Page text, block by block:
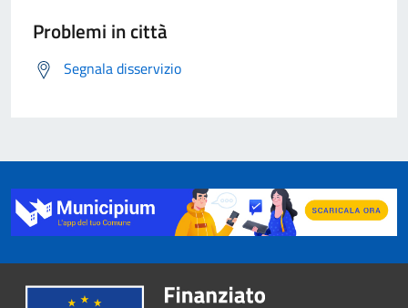
Problemi in città
Segnala disservizio